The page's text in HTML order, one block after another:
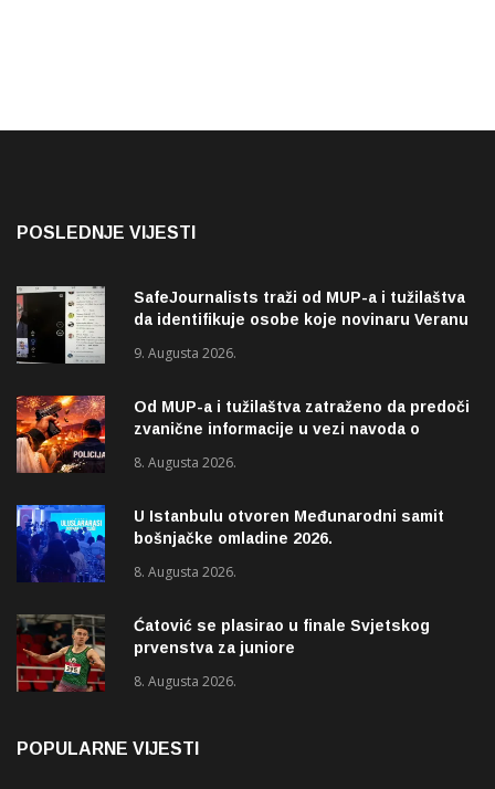
POSLEDNJE VIJESTI
SafeJournalists traži od MUP-a i tužilaštva
da identifikuje osobe koje novinaru Veranu
9. Augusta 2026.
Od MUP-a i tužilaštva zatraženo da predoči
zvanične informacije u vezi navoda o
Pazaru
8. Augusta 2026.
U Istanbulu otvoren Međunarodni samit
bošnjačke omladine 2026.
8. Augusta 2026.
Ćatović se plasirao u finale Svjetskog
prvenstva za juniore
8. Augusta 2026.
POPULARNE VIJESTI